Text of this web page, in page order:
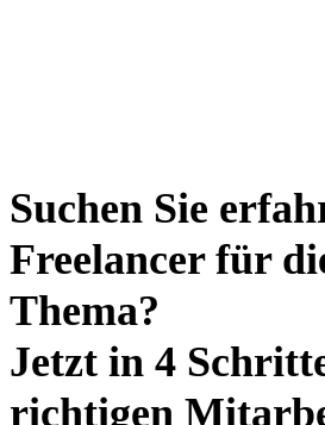
Suchen Sie
Freelancer für
Thema?
Jetzt in 4
richtigen